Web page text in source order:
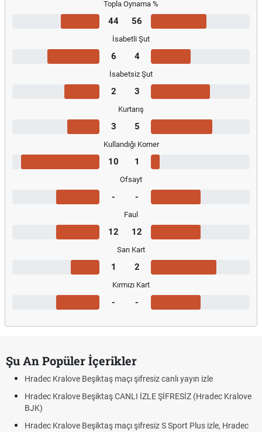
Topla Oynama %
44 56
İsabetli Şut
6 4
İsabetsiz Şut
2 3
Kurtarış
3 5
Kullandığı Korner
10 1
Ofsayt
- -
Faul
12 12
Sarı Kart
1 2
Kırmızı Kart
- -
Şu An Popüler İçerikler
Hradec Kralove Beşiktaş maçı şifresiz canlı yayın izle
Hradec Kralove Beşiktaş CANLI İZLE ŞİFRESİZ (Hradec Kralove
BJK)
Hradec Kralove Beşiktaş maçı şifresiz S Sport Plus izle, Hradec